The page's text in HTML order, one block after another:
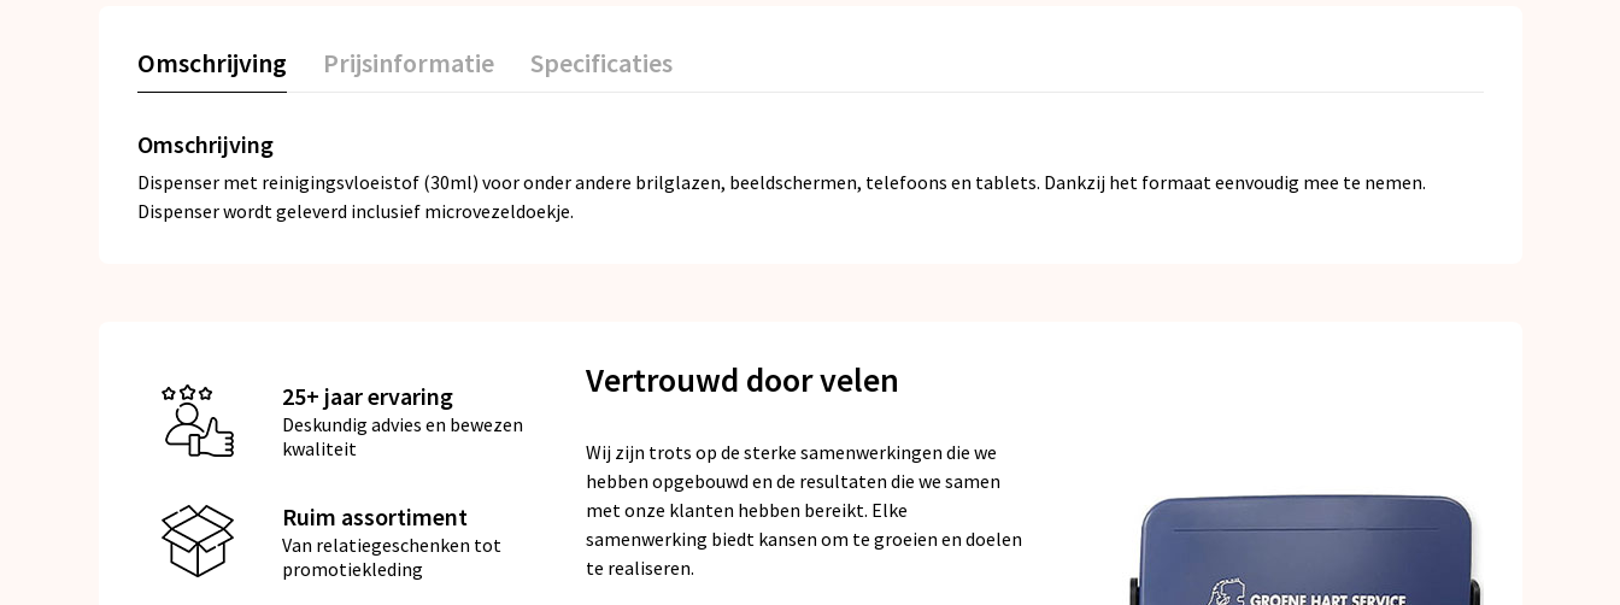
Omschrijving Prijsinformatie Specificaties
Omschrijving
Dispenser met reinigingsvloeistof (30ml) voor onder andere brilglazen, beeldschermen, telefoons en tablets. Dankzij het formaat eenvoudig mee te nemen.
Dispenser wordt geleverd inclusief microvezeldoekje.
25+ jaar ervaring
Deskundig advies en bewezen
kwaliteit
Ruim assortiment
Van relatiegeschenken tot
promotiekleding
Vertrouwd door velen
Wij zijn trots op de sterke samenwerkingen die we
hebben opgebouwd en de resultaten die we samen
met onze klanten hebben bereikt. Elke
samenwerking biedt kansen om te groeien en doelen
te realiseren.